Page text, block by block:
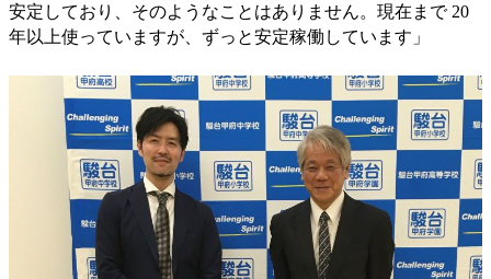
安定しており、そのようなことはありません。現在まで 20
年以上使っていますが、ずっと安定稼働しています」